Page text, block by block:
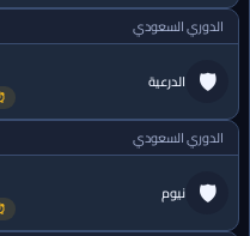
الدوري السعودي
🛡 الدرعية
الدوري السعودي
🛡 نيوم